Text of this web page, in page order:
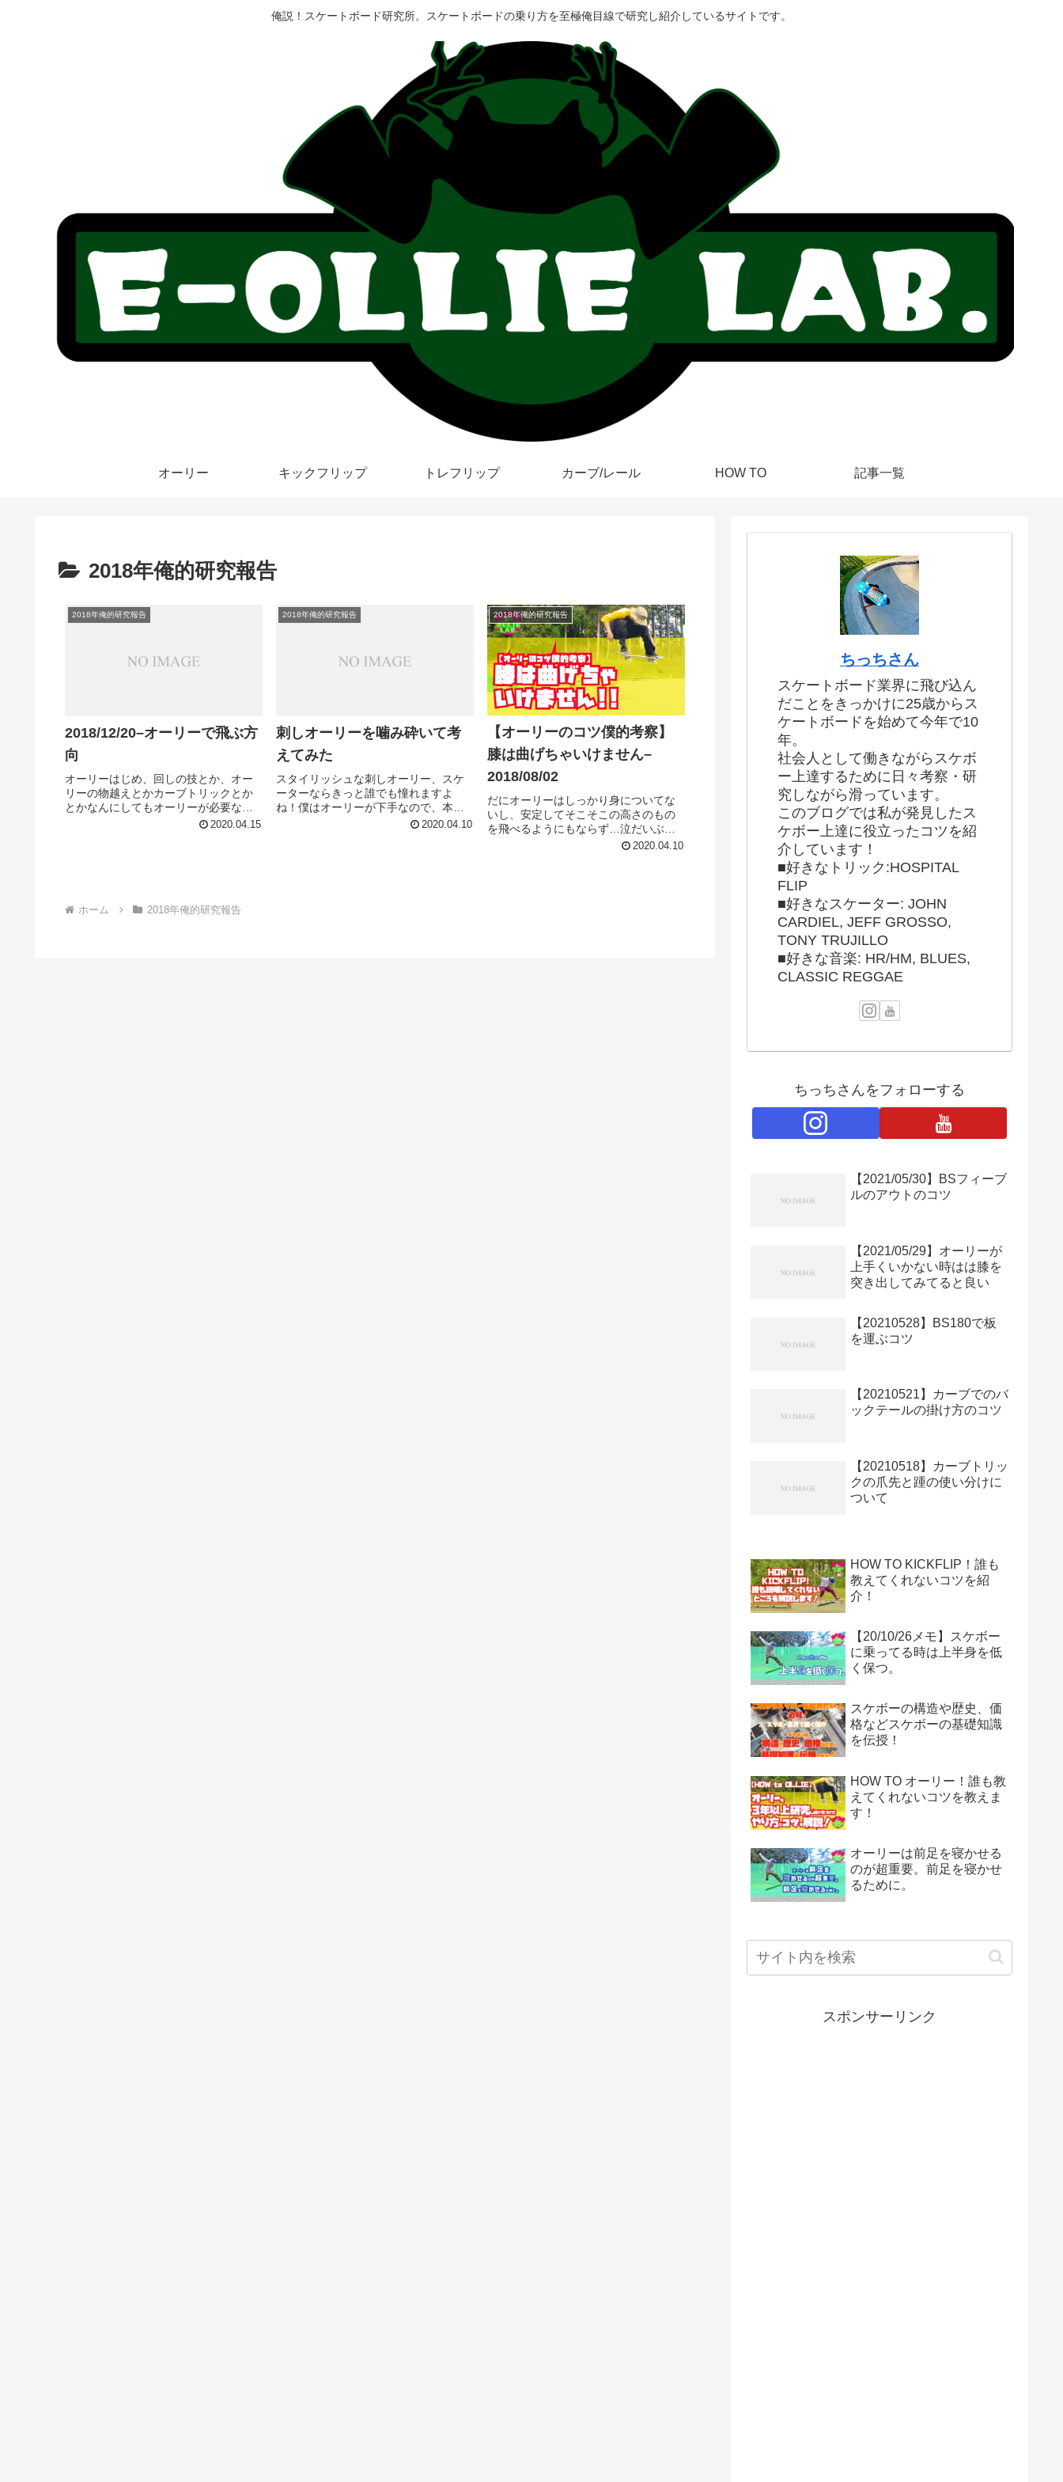
俺説！スケートボード研究所。スケートボードの乗り方を至極俺目線で研究し紹介しているサイトです。
オーリー キックフリップ トレフリップ カーブ/レール HOW TO 記事一覧
2018年俺的研究報告
2018年俺的研究報告
2018/12/20–オーリーで飛ぶ方
向
オーリーはじめ、回しの技とか、オー
リーの物越えとかカーブトリックとか
とかなんにしてもオーリーが必要なわ
けなんだけど、僕が今まで練習してて
2020.04.15
2018年俺的研究報告
刺しオーリーを噛み砕いて考
えてみた
スタイリッシュな刺しオーリー、スケ
ーターならきっと誰でも憧れますよ
ね！僕はオーリーが下手なので、本当
に心から憧れます😂笑やっぱり目指し
2020.04.10
2018年俺的研究報告
【オーリーのコツ僕的考察】
膝は曲げちゃいけません–
2018/08/02
だにオーリーはしっかり身についてな
いし、安定してそこそこの高さのもの
を飛べるようにもならず…泣だいぶ苦
戦してます汗だからこそ研究と考察と
2020.04.10
ホーム 2018年俺的研究報告
ちっちさん
スケートボード業界に飛び込ん
だことをきっかけに25歳からス
ケートボードを始めて今年で10
年。
社会人として働きながらスケボ
ー上達するために日々考察・研
究しながら滑っています。
このブログでは私が発見したス
ケボー上達に役立ったコツを紹
介しています！
■好きなトリック:HOSPITAL
FLIP
■好きなスケーター: JOHN
CARDIEL, JEFF GROSSO,
TONY TRUJILLO
■好きな音楽: HR/HM, BLUES,
CLASSIC REGGAE
ちっちさんをフォローする
【2021/05/30】BSフィーブ
ルのアウトのコツ
【2021/05/29】オーリーが
上手くいかない時はは膝を
突き出してみてると良い
【20210528】BS180で板
を運ぶコツ
【20210521】カーブでのバ
ックテールの掛け方のコツ
【20210518】カーブトリッ
クの爪先と踵の使い分けに
ついて
HOW TO KICKFLIP！誰も
教えてくれないコツを紹
介！
【20/10/26メモ】スケボー
に乗ってる時は上半身を低
く保つ。
スケボーの構造や歴史、価
格などスケボーの基礎知識
を伝授！
HOW TO オーリー！誰も教
えてくれないコツを教えま
す！
オーリーは前足を寝かせる
のが超重要。前足を寝かせ
るために。
スポンサーリンク